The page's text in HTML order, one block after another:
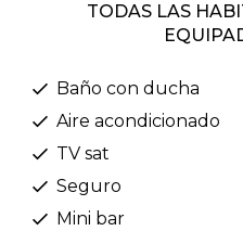
TODAS LAS
Baño con ducha
Aire acondicionado
TV sat
Seguro
Mini bar